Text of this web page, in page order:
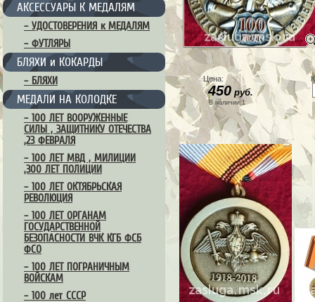
АКСЕССУАРЫ К МЕДАЛЯМ
– УДОСТОВЕРЕНИЯ к МЕДАЛЯМ
– ФУТЛЯРЫ
БЛЯХИ и КОКАРДЫ
– БЛЯХИ
МЕДАЛИ НА КОЛОДКЕ
– 100 ЛЕТ ВООРУЖЕННЫЕ
СИЛЫ , ЗАЩИТНИКУ ОТЕЧЕСТВА
,23 ФЕВРАЛЯ
– 100 ЛЕТ МВД , МИЛИЦИИ
,300 ЛЕТ ПОЛИЦИИ
– 100 ЛЕТ ОКТЯБРЬСКАЯ
РЕВОЛЮЦИЯ
– 100 ЛЕТ ОРГАНАМ
ГОСУДАРСТВЕННОЙ
БЕЗОПАСНОСТИ ВЧК КГБ ФСБ
ФСО
– 100 ЛЕТ ПОГРАНИЧНЫМ
ВОЙСКАМ
– 100 лет СССР
Цена:
450 руб.
В наличии:1